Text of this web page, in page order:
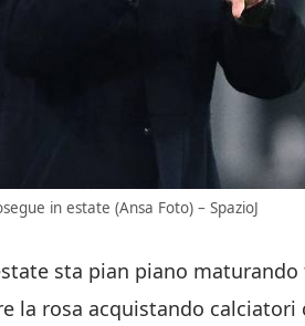
in estate (Ansa Foto) – SpazioJ
sta pian piano
la rosa acquistando